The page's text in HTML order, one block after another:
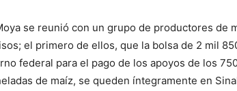
se reunió con un grupo de productores de
el primero de ellos, que la bolsa de 2 mil
federal para el pago de los apoyos de los
de maíz, se queden íntegramente en